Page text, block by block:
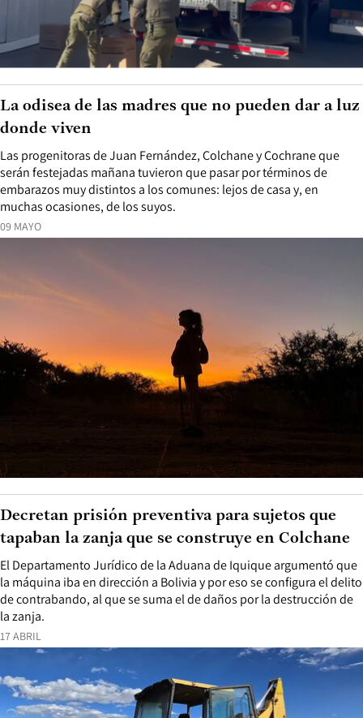
09 MAYO
Las progenitoras de Juan Fernández, Colchane y Cochrane que
serán festejadas mañana tuvieron que pasar por términos de
embarazos muy distintos a los comunes: lejos de casa y, en
muchas ocasiones, de los suyos.
La odisea de las madres que no pueden dar a luz
donde viven
17 ABRIL
El Departamento Jurídico de la Aduana de Iquique argumentó que
la máquina iba en dirección a Bolivia y por eso se configura el delito
de contrabando, al que se suma el de daños por la destrucción de
la zanja.
Decretan prisión preventiva para sujetos que
tapaban la zanja que se construye en Colchane